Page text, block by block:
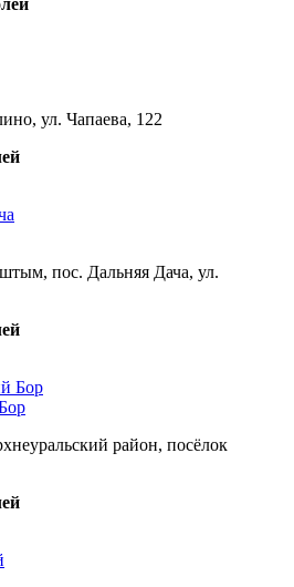
ул. Чапаева, 122
пос. Дальняя Дача, ул.
район, посёлок